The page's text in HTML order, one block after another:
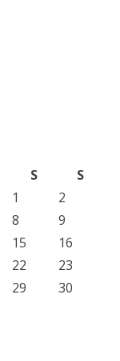
S
S
1
2
8
9
15
16
22
23
29
30